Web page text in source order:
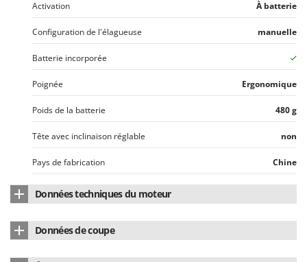
Sirman
Skil
Smartwood
Smeg
Snapper
Solidur
Spice Electronics
Spiralmac
Spring Protezione
Spyro
Activation À batterie
Configuration de l'élagueuse manuelle
Batterie incorporée
Poignée Ergonomique
Poids de la batterie 480 g
Tête avec inclinaison réglable non
Pays de fabrication Chine
Données techniques du moteur
Type de moteur À batterie
Données de coupe